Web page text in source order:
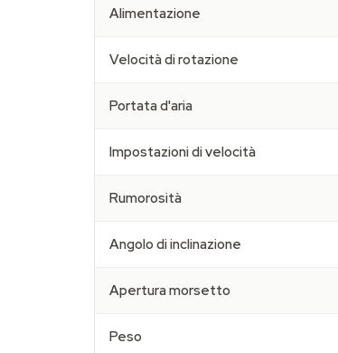
Alimentazione
Velocità di rotazione
Portata d'aria
Impostazioni di velocità
Rumorosità
Angolo di inclinazione
Apertura morsetto
Peso